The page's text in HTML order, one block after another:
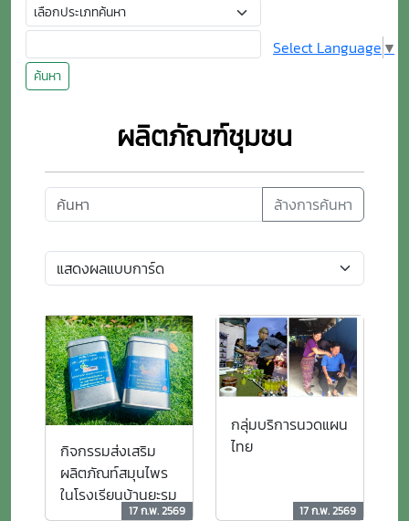
ค้นหา
Select Language ▼
ผลิตภัณฑ์ชุมชน
ล้างการค้นหา
กิจกรรมส่งเสริม
ผลิตภัณท์สมุนไพร
ในโรงเรียนบ้านยะรม
17 ก.พ. 2569
กลุ่มบริการนวดแผน
ไทย
17 ก.พ. 2569